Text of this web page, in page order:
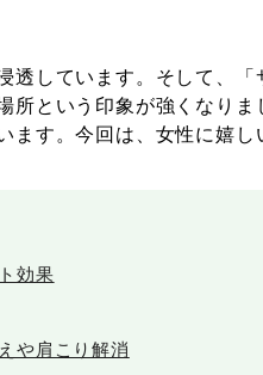
透しています。そして、
所という印象が強くなり
ます。今回は、女性に嬉
効果
や肩こり解消